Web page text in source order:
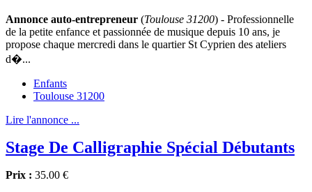
Annonce auto-entrepreneur (Toulouse 31200) - Professionnelle
de la petite enfance et passionnée de musique depuis 10 ans, je
propose chaque mercredi dans le quartier St Cyprien des ateliers
d�...
Enfants
Toulouse 31200
Lire l'annonce ...
Stage De Calligraphie Spécial Débutants
Prix : 35.00 €